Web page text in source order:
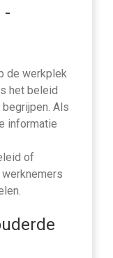
-
de werkplek
het beleid
Als
informatie
of